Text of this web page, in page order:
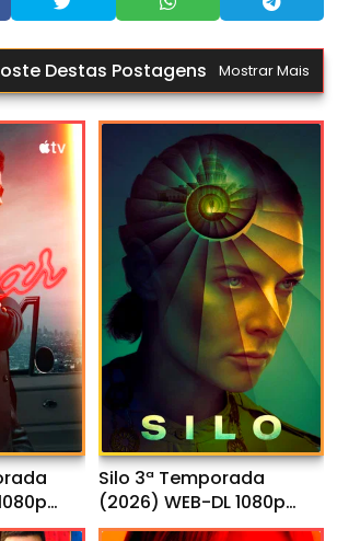
Destas Postagens Mostrar Mais
Silo 3ª Temporada
(2026) WEB-DL 1080p
Dual Áudio